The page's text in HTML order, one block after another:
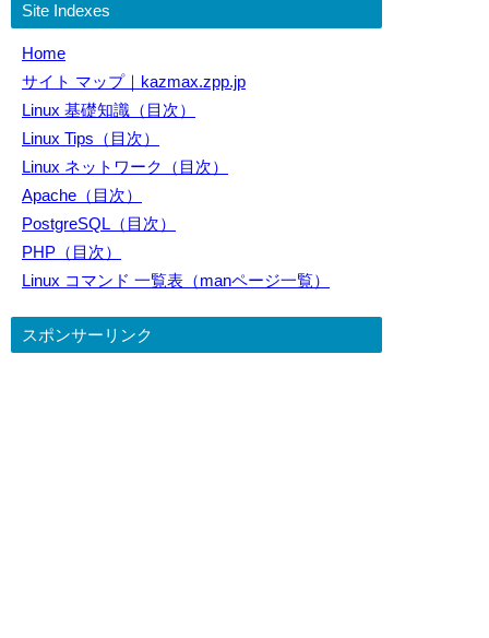
Site Indexes
Home
サイト マップ｜kazmax.zpp.jp
Linux 基礎知識（目次）
Linux Tips（目次）
Linux ネットワーク（目次）
Apache（目次）
PostgreSQL（目次）
PHP（目次）
Linux コマンド 一覧表（manページ一覧）
スポンサーリンク